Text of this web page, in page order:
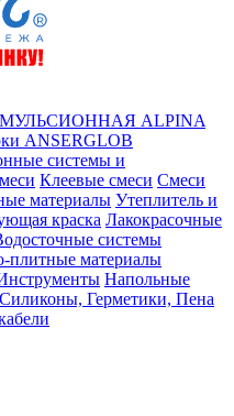
ALPINA
ANSERGLOB
системы и
Клеевые смеси Смеси
материалы Утеплитель и
краска Лакокрасочные
системы
плитные материалы
Напольные
Силиконы, Герметики, Пена